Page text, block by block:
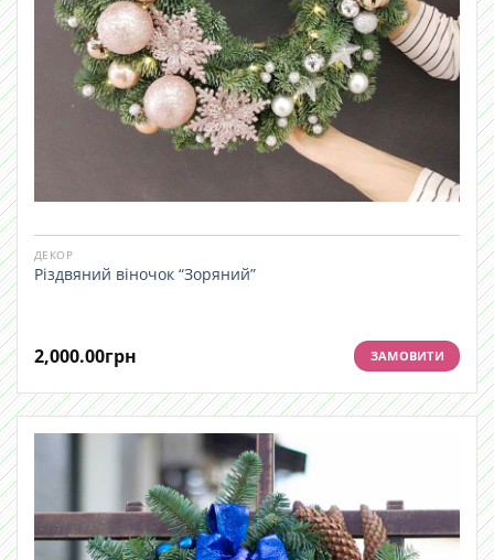
ДЕКОР
Різдвяний віночок “Зоряний”
2,000.00грн ЗАМОВИТИ